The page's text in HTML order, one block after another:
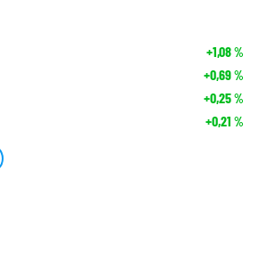
+1,08%
+0,69%
+0,25%
+0,21 %